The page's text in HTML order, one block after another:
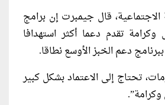
الاجتماعية، قال جيمبرت إن برامج
وكرامة تقدم دعما أكثر استهدافا
ببرنامج دعم الخبز الأوسع نطاقا.
تحتاج إلى الاعتماد بشكل كبير